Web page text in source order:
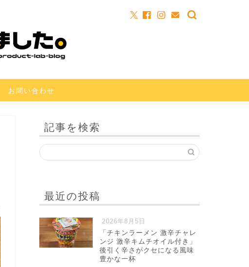
お問い合わせ
記事を検索
最近の投稿
2026年8月5日
「チキンラーメン 激辛チャレ
ンジ 激辛キムチオイル付き」
後引く辛さがクセになる風味
豊かな一杯